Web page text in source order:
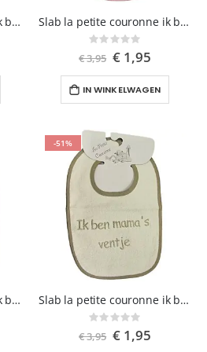
Slab la petite couronne ik ben papa's hartedief roze Slab la petite couronne ik ben papa's vriendinnetje roze
Rating:
0%
€ 3,95 Speciale
prijs
€ 1,95
IN WINKELWAGEN
Slab la petite couronne ik ben mama's vriendinnetje zilver
-51%
Slab la petite couronne ik ben mama's ventje ecru/grijs
Rating:
0%
€ 3,95 Speciale
prijs
€ 1,95